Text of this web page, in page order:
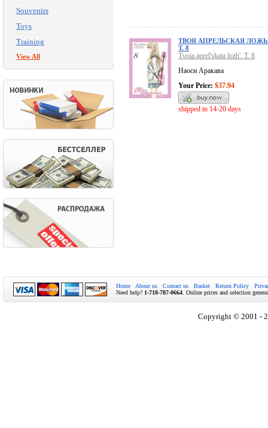
Souvenirs
Toys
Training
View All
ТВОЯ АПРЕЛЬСКАЯ
Т. 8
Tvoia aprel'skaia lozh'. T. 8
Наоси Аракава
Your Price: $37.94
shipped in 14-20 days
Home About us Contact us Basket Return Policy
Need help? 1-718-787-0664 . Online prices and selection
Copyright © 2001 -